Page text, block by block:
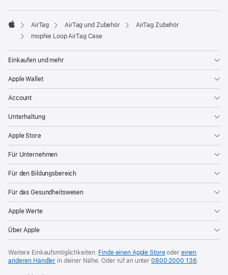
Apple
AirTag AirTag und Zubehör
AirTag Zubehör
mophie Loop AirTag Case
Einkaufen und mehr
Apple Wallet
Account
Unterhaltung
Apple Store
Für Unternehmen
Für den Bildungsbereich
Für das Gesundheitswesen
Apple Werte
Über Apple
Weitere Einkaufsmöglichkeiten: Finde einen Apple Storeoder einen
anderen Händler in deiner Nähe. Oder ruf an unter0800 2000 136